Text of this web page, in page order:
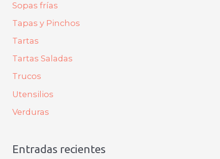
Sopas frías
Tapas y Pinchos
Tartas
Tartas Saladas
Trucos
Utensilios
Verduras
Entradas recientes